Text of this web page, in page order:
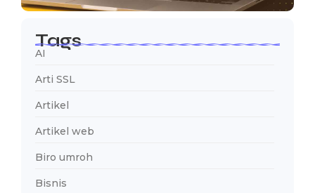
Tags
AI
Arti SSL
Artikel
Artikel web
Biro umroh
Bisnis